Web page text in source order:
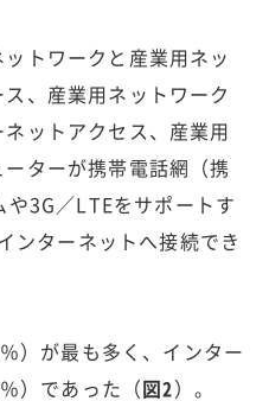
トワークと産業用ネッ
、産業用ネットワーク
ットアクセス、産業用
ターが携帯電話網（携
3G／LTEをサポートす
ンターネットへ接続でき
）が最も多く、インター
）であった（図2）。